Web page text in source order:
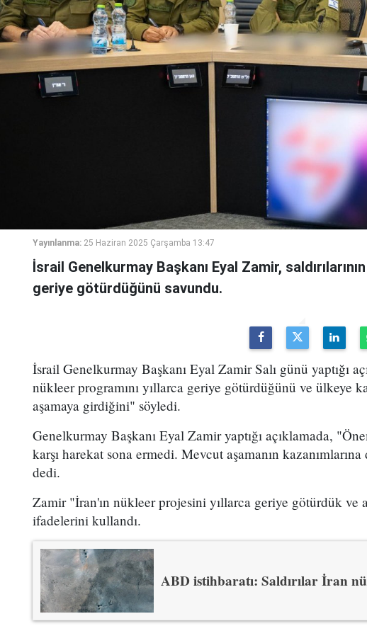
Yayınlanma: 25 Haziran 2025 Çarşamba 13:47
İsrail Genelkurmay Başkanı Eyal Zamir,
geriye götürdüğünü savundu.
İsrail Genelkurmay Başkanı Eyal Zamir Salı günü yaptığı
nükleer programını yıllarca geriye götürdüğünü ve ülkeye
aşamaya girdiğini" söyledi.
Genelkurmay Başkanı Eyal Zamir yaptığı açıklamada,
karşı harekat sona ermedi. Mevcut aşamanın
dedi.
Zamir "İran'ın nükleer projesini yıllarca geriye götürdük ve
ifadelerini kullandı.
ABD istihbaratı: Saldırılar İran